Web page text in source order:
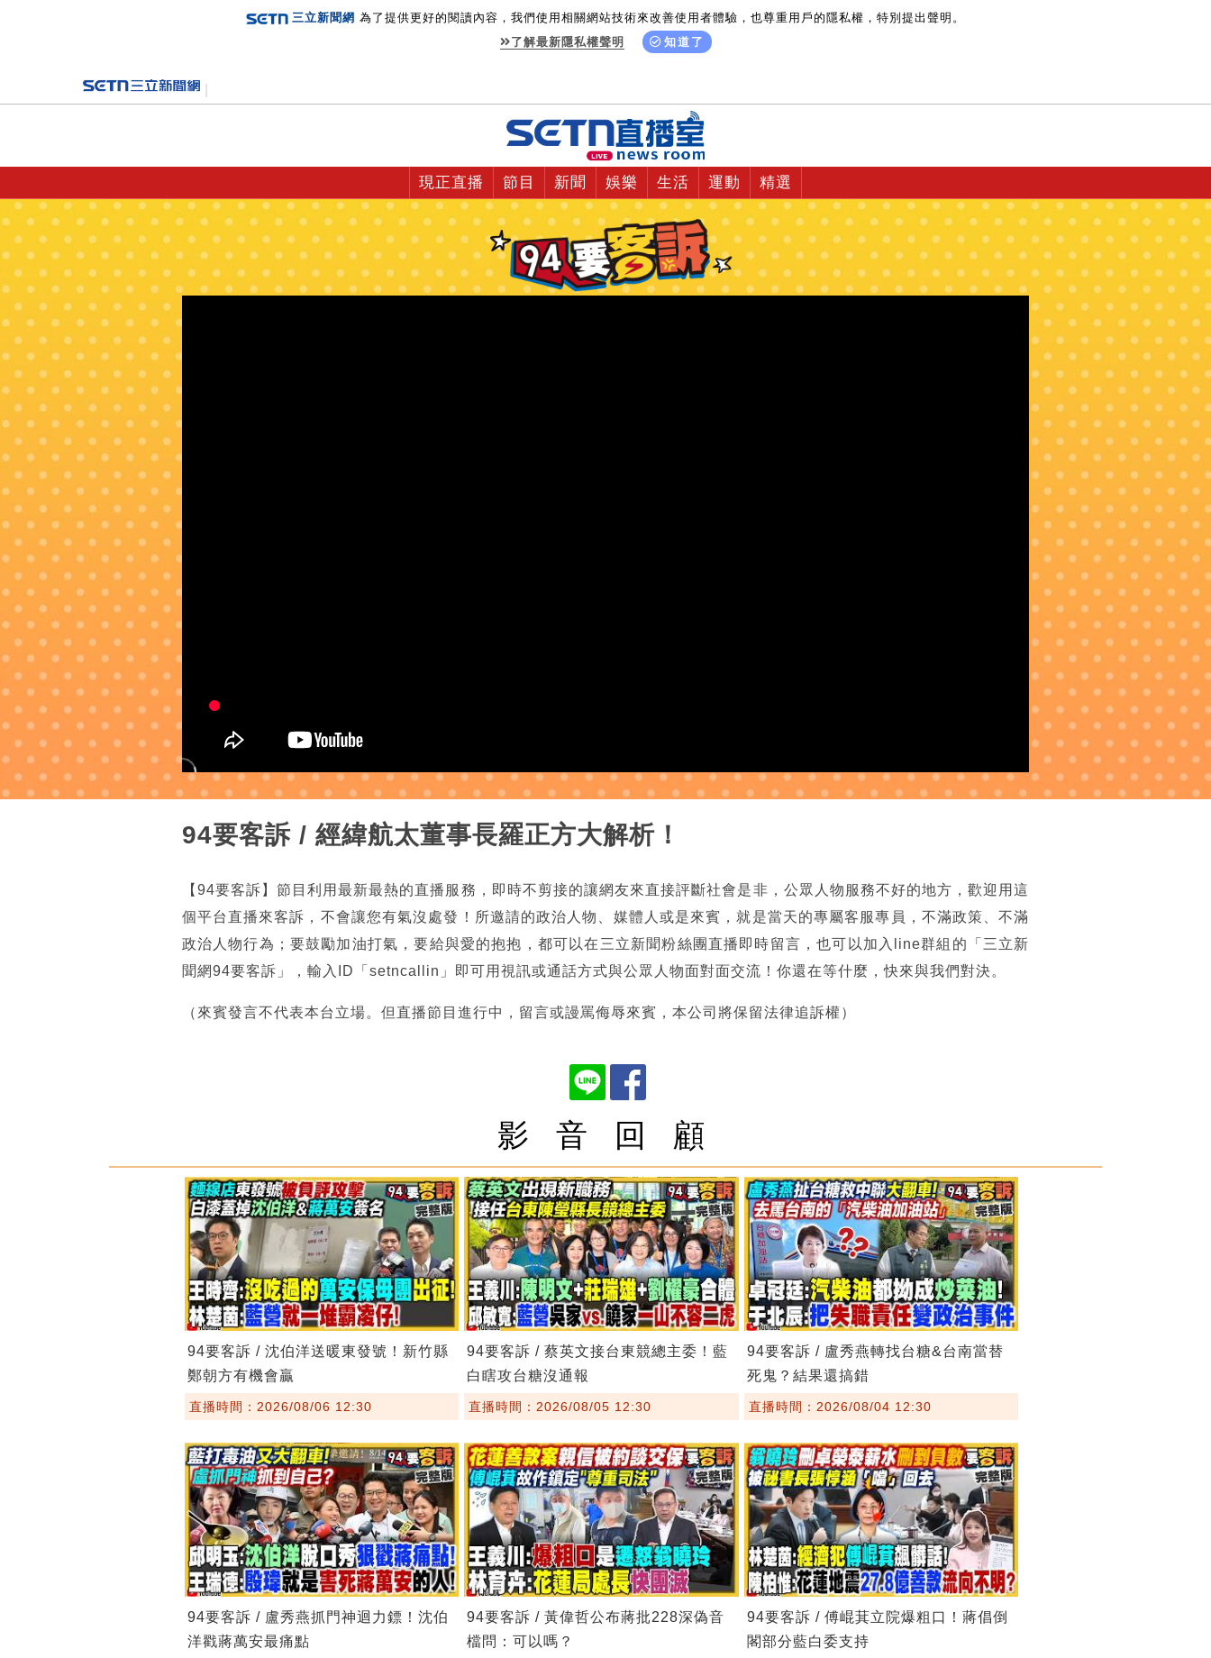
三立新聞網 為了提供更好的閱讀內容，我們使用相關網站技術來改善使用者體驗，也尊重用戶的隱私權，特別提出聲明。
了解最新隱私權聲明
知道了
現正直播 節目 新聞 娛樂 生活 運動 精選
94要客訴 / 經緯航太董事長羅正方大解析！
【94要客訴】節目利用最新最熱的直播服務，即時不剪接的讓網友來直接評斷社會是非，公眾人物服務不好的地方，歡迎用這
個平台直播來客訴，不會讓您有氣沒處發！所邀請的政治人物、媒體人或是來賓，就是當天的專屬客服專員，不滿政策、不滿
政治人物行為；要鼓勵加油打氣，要給與愛的抱抱，都可以在三立新聞粉絲團直播即時留言，也可以加入line群組的「三立新
聞網94要客訴」，輸入ID「setncallin」即可用視訊或通話方式與公眾人物面對面交流！你還在等什麼，快來與我們對決。
（來賓發言不代表本台立場。但直播節目進行中，留言或謾罵侮辱來賓，本公司將保留法律追訴權）
影 音 回 顧
94要客訴 / 沈伯洋送暖東發號！新竹縣
鄭朝方有機會贏
直播時間：2026/08/06 12:30
94要客訴 / 蔡英文接台東競總主委！藍
白瞎攻台糖沒通報
直播時間：2026/08/05 12:30
94要客訴 / 盧秀燕轉找台糖&台南當替
死鬼？結果還搞錯
直播時間：2026/08/04 12:30
94要客訴 / 盧秀燕抓門神迴力鏢！沈伯
洋戳蔣萬安最痛點
94要客訴 / 黃偉哲公布蔣批228深偽音
檔問：可以嗎？
94要客訴 / 傅崐萁立院爆粗口！蔣倡倒
閣部分藍白委支持